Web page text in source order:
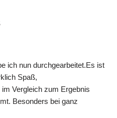
ich nun durchgearbeitet.Es ist
Spaß,
Vergleich zum Ergebnis
Besonders bei ganz